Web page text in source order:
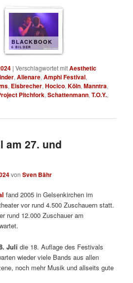
BLACKBOOK
6 BILDER
|Verschlagwortet mitAesthetic
,Alienare,Amphi Festival,
, Eisbrecher,Hocico,Köln,Manntra,
Pitchfork,Schattenmann,T.O.Y.,
am 27. und
vonSven Bähr
fand 2005 in Gelsenkirchen im
vor rund 4.500 Zuschauern statt.
rund 12.000 Zuschauer am
Juli die 18. Auflage des Festivals
wieder viele Bands aus allen
noch mehr Musik und allseits gute